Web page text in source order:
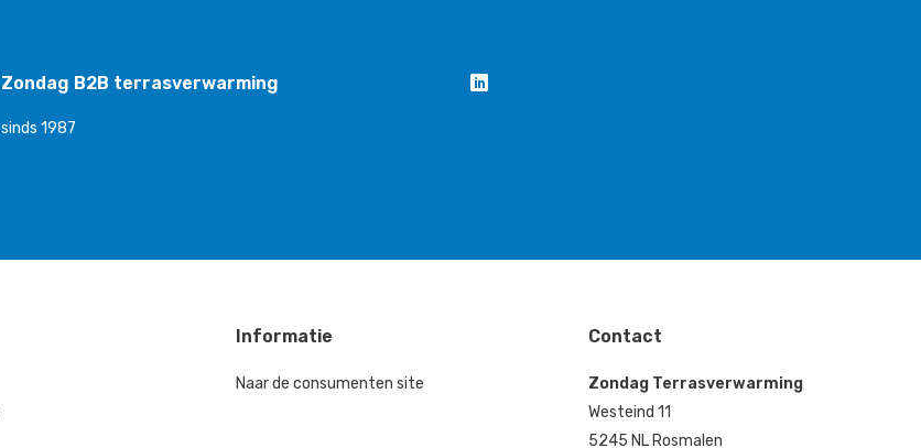
Zondag B2B terrasverwarming
sinds 1987
Informatie
Naar de consumenten site
Contact
Zondag Terrasverwarming
Westeind 11
5245 NL Rosmalen